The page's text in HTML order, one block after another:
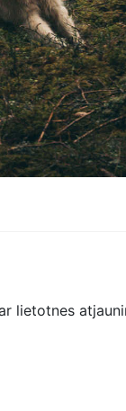
lietotnes